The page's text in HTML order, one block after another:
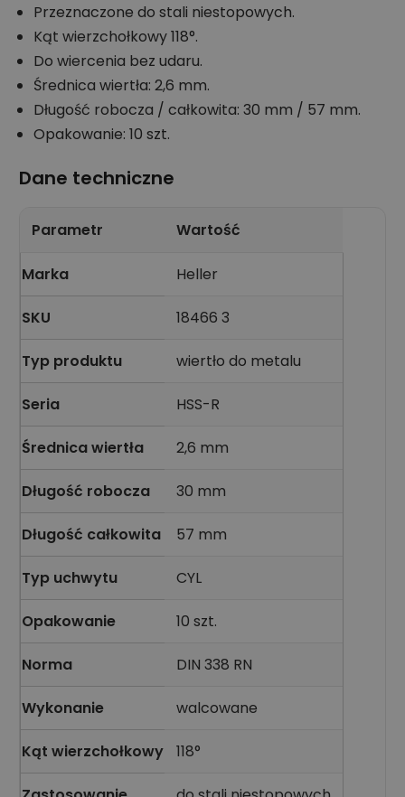
Przeznaczone do stali niestopowych.
Kąt wierzchołkowy 118°.
Do wiercenia bez udaru.
Średnica wiertła: 2,6 mm.
Długość robocza / całkowita: 30 mm / 57 mm.
Opakowanie: 10 szt.
Dane techniczne
Parametr Wartość
Marka Heller
SKU 18466 3
Typ produktu wiertło do metalu
Seria HSS-R
Średnica wiertła 2,6 mm
Długość robocza 30 mm
Długość całkowita 57 mm
Typ uchwytu CYL
Opakowanie 10 szt.
Norma DIN 338 RN
Wykonanie walcowane
Kąt wierzchołkowy 118°